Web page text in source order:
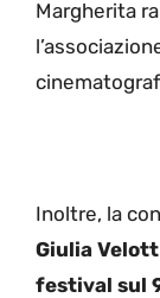
Margherita
Inoltre, la
Giulia
festival sul